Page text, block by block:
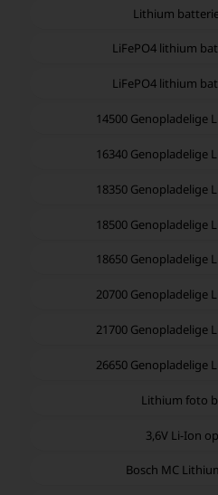
Lithium
LiFePO4 lithium
LiFePO4 lithium
14500 Genopladelige
16340 Genopladelige
18350 Genopladelige
18500 Genopladelige
18650 Genopladelige
20700 Genopladelige
21700 Genopladelige
26650 Genopladelige
Lithium foto
3,6V Li-Ion
Bosch MC